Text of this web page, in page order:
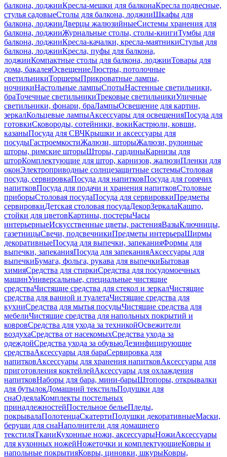
балкона, лоджииКресла-мешки для балконаКресла подвесные,
стулья садовыеСтолы для балкона, лоджииШкафы для
балкона, лоджииДверцы жалюзийныеСистемы хранения для
балкона, лоджииЖурнальные столы, столы-книгиТумбы для
балкона, лоджииКресла-качалки, кресла-маятникиСтулья для
балкона, лоджииКресла, пуфы для балкона,
лоджииКомпактные столы для балкона, лоджииТовары для
дома, бакалеяОсвещениеЛюстры, потолочные
светильникиТоршерыПрикроватные лампы,
ночникиНастольные лампыСпотыНастенные светильники,
браТочечные светильникиТрековые светильникиУличные
светильники, фонари, браЛампыОсвещение для картин,
зеркалКольцевые лампыАксессуары для освещенияПосуда для
готовкиСковороды, сотейники, вокиКастрюли, ковши,
казаныПосуда для СВЧКрышки и аксессуары для
посудыГастроемкостиЖалюзи, шторыЖалюзи, рулонные
шторы, римские шторыШторы, гардиныКарнизы для
шторКомплектующие для штор, карнизов, жалюзиПленки для
оконЭлектроприводные солнцезащитные системыСтоловая
посуда, сервировкаПосуда для напитковПосуда для горячих
напитковПосуда для подачи и хранения напитковСтоловые
приборыСтоловая посудаПосуда для сервировкиПредметы
сервировкиДетская столовая посудаДекорЗеркалаКашпо,
стойки для цветовКартины, постерыЧасы
интерьерныеИскусственные цветы, растенияВазыКлючницы,
газетницыСвечи, подсвечникиПредметы интерьераШирмы
декоративныеПосуда для выпечки, запеканияФормы для
выпечки, запеканияПосуда для запеканияАксессуары для
выпечкиБумага, фольга, рукава для выпечкиБытовая
химияСредства для стиркиСредства для посудомоечных
машинУниверсальные, специальные чистящие
средстваЧистящие средства для стекол и зеркалЧистящие
средства для ванной и туалетаЧистящие средства для
кухниСредства для мытья посудыЧистящие средства для
мебелиЧистящие средства для напольных покрытий и
ковровСредства для ухода за техникойОсвежители
воздухаСредства от насекомыхСредства ухода за
одеждойСредства ухода за обувьюДезинфицирующие
средстваАксессуары для бараСервировка для
напитковАксессуары для хранения напитковАксессуары для
приготовления коктейлейАксессуары для охлаждения
напитковНаборы для бара, мини-барыШтопоры, открывалки
для бутылокДомашний текстильПодушки для
снаОдеялаКомплекты постельных
принадлежностейПостельное бельеПледы,
покрывалаПолотенцаСкатертиПодушки декоративныеМаски,
беруши для снаНаполнители для домашнего
текстиляТканиКухонные ножи, аксессуарыНожиАксессуары
для кухонных ножейНожеточки и комплектующиеКовры и
напольные покрытияКовры, циновки, шкурыКовры,